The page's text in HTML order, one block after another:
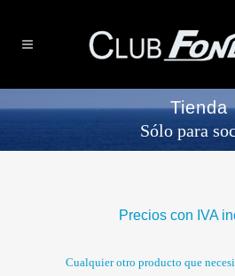
Tienda
Sólo para
Precios con IVA
Cualquier otro producto que